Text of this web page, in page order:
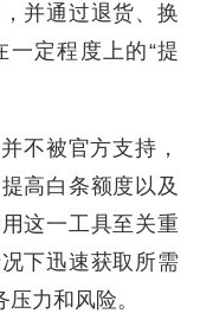
并通过退货、换
定程度上的“提
不被官方支持，
高白条额度以及
这一工具至关重
下迅速获取所需
力和风险。